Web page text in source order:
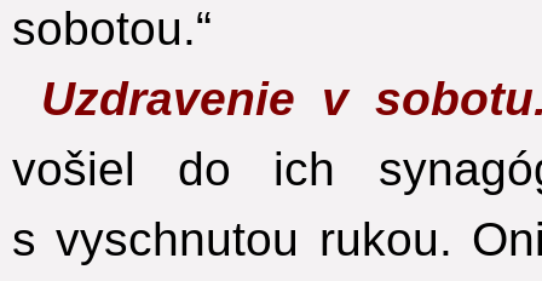
sobotou.“
Uzdravenie v
vošiel do ich
s vyschnutou rukou.